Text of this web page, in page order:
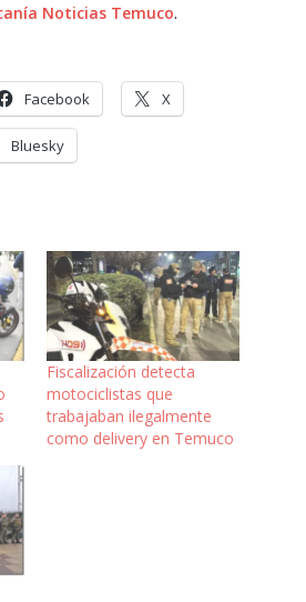
Noticias Temuco.
Facebook X
Bluesky
Fiscalización detecta
motociclistas que
trabajaban ilegalmente
como delivery en Temuco